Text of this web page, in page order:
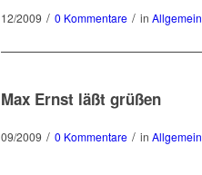
12/2009 / 0 Kommentare / in Allgemein
Max Ernst läßt grüßen
09/2009 / 0 Kommentare / in Allgemein